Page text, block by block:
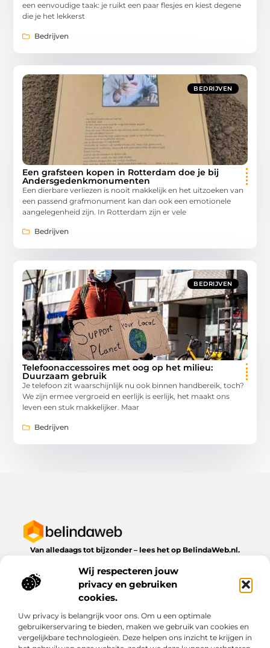
Wij respecteren jouw
privacy en gebruiken
cookies.
Uw privacy is belangrijk voor ons. Om u een optimale
gebruikerservaring te bieden, maken we gebruik van cookies en
vergelijkbare technologieën. Deze helpen ons inzicht te krijgen in
een eenvoudige taak: je ruikt een paar flesjes en kiest degene
die je het lekkerst
Bedrijven
BEDRIJVEN
Een grafsteen kopen in Rotterdam doe je bij
Andersgedenkmonumenten
Een dierbare verliezen is nooit makkelijk en het uitzoeken van
een passend grafmonument kan dan ook een emotionele
aangelegenheid zijn. In Rotterdam zijn er vele
Bedrijven
BEDRIJVEN
Telefoonaccessoires met oog op het milieu:
Duurzaam gebruik
Je telefoon zit waarschijnlijk nu ook binnen handbereik, toch?
We zijn ermee vergroeid en eerlijk is eerlijk, het maakt ons
leven een stuk makkelijker. Maar
Bedrijven
Van alledaags tot bijzonder – lees het op BelindaWeb.nl.
dagelijks leven te bieden heeft.
Bericht categorie